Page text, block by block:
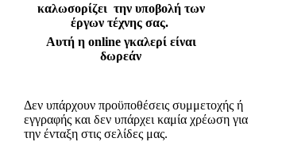
καλωσορίζει την υποβολή των
έργων τέχνης σας.
Αυτή η online γκαλερί είναι
δωρεάν
Δεν υπάρχουν προϋποθέσεις συμμετοχής ή
εγγραφής και δεν υπάρχει καμία χρέωση για
την ένταξη στις σελίδες μας.